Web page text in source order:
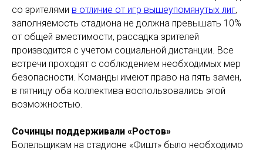
со зрителями в отличие от игр вышеупомянутых лиг,
заполняемость стадиона не должна превышать 10%
от общей вместимости, рассадка зрителей
производится с учетом социальной дистанции. Все
встречи проходят с соблюдением необходимых мер
безопасности. Команды имеют право на пять замен,
в пятницу оба коллектива воспользовались этой
возможностью.
Сочинцы поддерживали «Ростов»
Болельщикам на стадионе «Фишт» было необходимо